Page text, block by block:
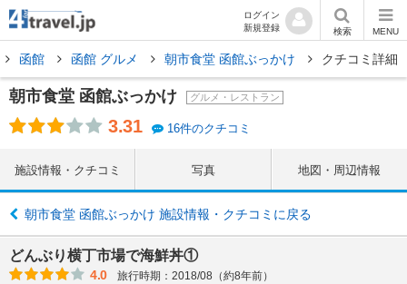
ログイン
新規登録
検索 MENU
函館 函館 グルメ 朝市食堂 函館ぶっかけ クチコミ詳細
朝市食堂 函館ぶっかけ グルメ・レストラン
3.31 16件のクチコミ
施設情報・クチコミ 写真 地図・周辺情報
朝市食堂 函館ぶっかけ 施設情報・クチコミに戻る
どんぶり横丁市場で海鮮丼①
4.0
旅行時期：2018/08（約8年前）